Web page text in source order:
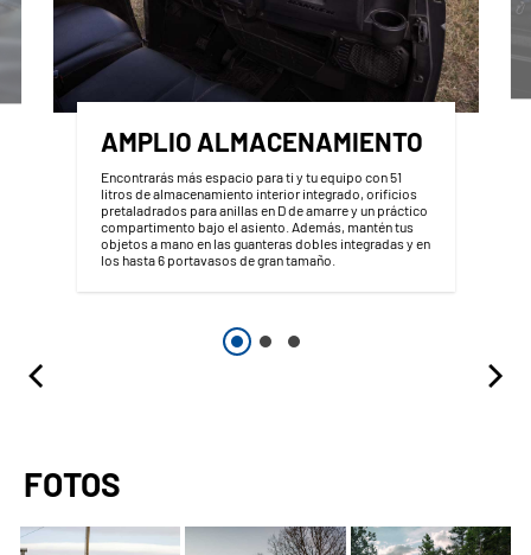
AMPLIO ALMACENAMIENTO
Encontrarás más espacio para ti y tu equipo con 51
litros de almacenamiento interior integrado, orificios
pretaladrados para anillas en D de amarre y un práctico
compartimento bajo el asiento. Además, mantén tus
objetos a mano en las guanteras dobles integradas y en
los hasta 6 portavasos de gran tamaño.
FOTOS